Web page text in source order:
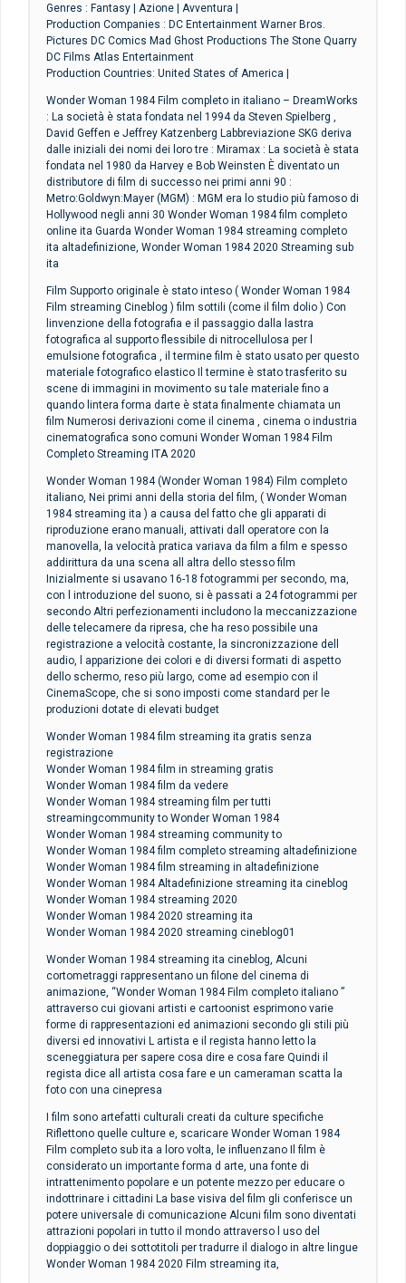
Genres : Fantasy | Azione | Avventura |
Production Companies : DC Entertainment Warner Bros.
Pictures DC Comics Mad Ghost Productions The Stone Quarry
DC Films Atlas Entertainment
Production Countries: United States of America |
Wonder Woman 1984 Film completo in italiano – DreamWorks
: La società è stata fondata nel 1994 da Steven Spielberg ,
David Geffen e Jeffrey Katzenberg Labbreviazione SKG deriva
dalle iniziali dei nomi dei loro tre : Miramax : La società è stata
fondata nel 1980 da Harvey e Bob Weinsten È diventato un
distributore di film di successo nei primi anni 90 :
Metro:Goldwyn:Mayer (MGM) : MGM era lo studio più famoso di
Hollywood negli anni 30 Wonder Woman 1984 film completo
online ita Guarda Wonder Woman 1984 streaming completo
ita altadefinizione, Wonder Woman 1984 2020 Streaming sub
ita
Film Supporto originale è stato inteso ( Wonder Woman 1984
Film streaming Cineblog ) film sottili (come il film dolio ) Con
linvenzione della fotografia e il passaggio dalla lastra
fotografica al supporto flessibile di nitrocellulosa per l
emulsione fotografica , il termine film è stato usato per questo
materiale fotografico elastico Il termine è stato trasferito su
scene di immagini in movimento su tale materiale fino a
quando lintera forma darte è stata finalmente chiamata un
film Numerosi derivazioni come il cinema , cinema o industria
cinematografica sono comuni Wonder Woman 1984 Film
Completo Streaming ITA 2020
Wonder Woman 1984 (Wonder Woman 1984) Film completo
italiano, Nei primi anni della storia del film, ( Wonder Woman
1984 streaming ita ) a causa del fatto che gli apparati di
riproduzione erano manuali, attivati dall operatore con la
manovella, la velocità pratica variava da film a film e spesso
addirittura da una scena all altra dello stesso film
Inizialmente si usavano 16-18 fotogrammi per secondo, ma,
con l introduzione del suono, si è passati a 24 fotogrammi per
secondo Altri perfezionamenti includono la meccanizzazione
delle telecamere da ripresa, che ha reso possibile una
registrazione a velocità costante, la sincronizzazione dell
audio, l apparizione dei colori e di diversi formati di aspetto
dello schermo, reso più largo, come ad esempio con il
CinemaScope, che si sono imposti come standard per le
produzioni dotate di elevati budget
Wonder Woman 1984 film streaming ita gratis senza
registrazione
Wonder Woman 1984 film in streaming gratis
Wonder Woman 1984 film da vedere
Wonder Woman 1984 streaming film per tutti
streamingcommunity to Wonder Woman 1984
Wonder Woman 1984 streaming community to
Wonder Woman 1984 film completo streaming altadefinizione
Wonder Woman 1984 film streaming in altadefinizione
Wonder Woman 1984 Altadefinizione streaming ita cineblog
Wonder Woman 1984 streaming 2020
Wonder Woman 1984 2020 streaming ita
Wonder Woman 1984 2020 streaming cineblog01
Wonder Woman 1984 streaming ita cineblog, Alcuni
cortometraggi rappresentano un filone del cinema di
animazione, “Wonder Woman 1984 Film completo italiano ”
attraverso cui giovani artisti e cartoonist esprimono varie
forme di rappresentazioni ed animazioni secondo gli stili più
diversi ed innovativi L artista e il regista hanno letto la
sceneggiatura per sapere cosa dire e cosa fare Quindi il
regista dice all artista cosa fare e un cameraman scatta la
foto con una cinepresa
I film sono artefatti culturali creati da culture specifiche
Riflettono quelle culture e, scaricare Wonder Woman 1984
Film completo sub ita a loro volta, le influenzano Il film è
considerato un importante forma d arte, una fonte di
intrattenimento popolare e un potente mezzo per educare o
indottrinare i cittadini La base visiva del film gli conferisce un
potere universale di comunicazione Alcuni film sono diventati
attrazioni popolari in tutto il mondo attraverso l uso del
doppiaggio o dei sottotitoli per tradurre il dialogo in altre lingue
Wonder Woman 1984 2020 Film streaming ita,